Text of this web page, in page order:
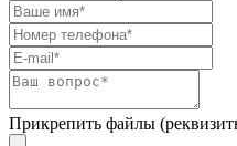
Прикрепить файлы